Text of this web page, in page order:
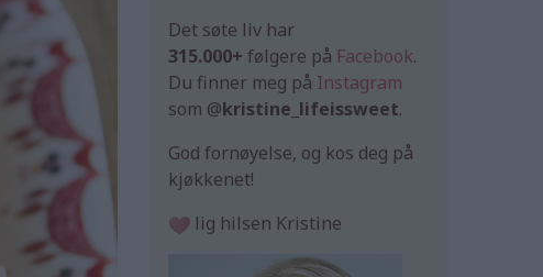
Det søte liv har
315.000+ følgere på Facebook.
Du finner meg på Instagram
som @kristine_lifeissweet.
God fornøyelse, og kos deg på
kjøkkenet!
lig hilsen Kristine